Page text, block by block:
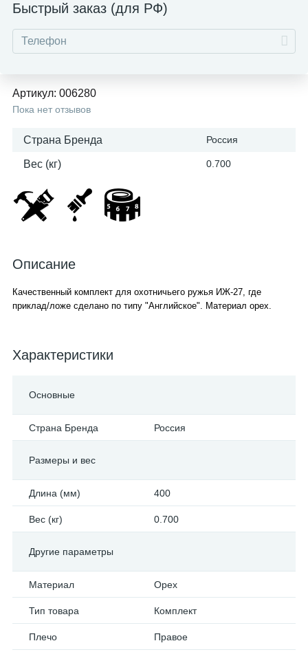
Быстрый заказ (для РФ)
Артикул: 006280
Пока нет отзывов
Страна Бренда Россия
Вес (кг) 0.700
Описание
Качественный комплект для охотничьего ружья ИЖ-27, где
приклад/ложе сделано по типу "Английское". Материал орех.
Характеристики
Основные
Страна Бренда Россия
Размеры и вес
Длина (мм) 400
Вес (кг) 0.700
Другие параметры
Материал Орех
Тип товара Комплект
Плечо Правое